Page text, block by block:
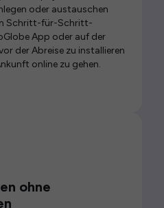
oder austauschen
Schritt-für-Schritt-
App oder auf der
der Abreise zu installieren
online zu gehen.
ohne